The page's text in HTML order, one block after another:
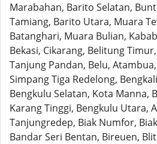
Marabahan, Barito Selatan,
Tamiang, Barito Utara, Muara
Batanghari, Muara Bulian,
Bekasi, Cikarang, Belitung
Tanjung Pandan, Belu,
Simpang Tiga Redelong,
Bengkulu Selatan, Kota Manna,
Karang Tinggi, Bengkulu Utara,
Tanjungredep, Biak Numfor,
Bandar Seri Bentan, Bireuen,